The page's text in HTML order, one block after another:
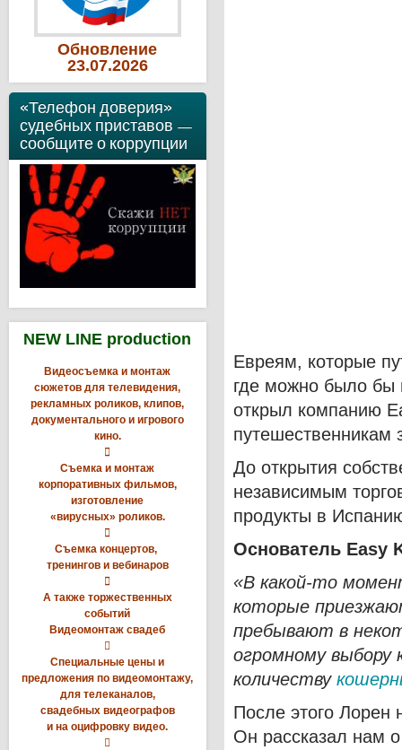
Обновление
23.07.2026
«Телефон доверия»
судебных приставов —
сообщите о коррупции
NEW LINE production
Видеосъемка и монтаж
сюжетов для телевидения,
рекламных роликов, клипов,
документального и игрового
кино.

Съемка и монтаж
корпоративных фильмов,
изготовление
«вирусных» роликов.

Съемка концертов,
тренингов и вебинаров

А также торжественных
событий
Видеомонтаж свадеб

Специальные цены и
предложения по видеомонтажу,
для телеканалов,
свадебных видеографов
и на оцифровку видео.

Евреям, которые
где можно было бы
открыл компанию
путешественникам
До открытия
независимым
продукты в
Основатель Easy
«В какой-то
которые
пребывают в
огромному выбору
количеству
После этого Лорен
Он рассказал нам